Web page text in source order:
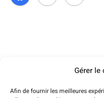
Gérer le
Afin de fournir les meilleures
AccueilVue d'ensembleA